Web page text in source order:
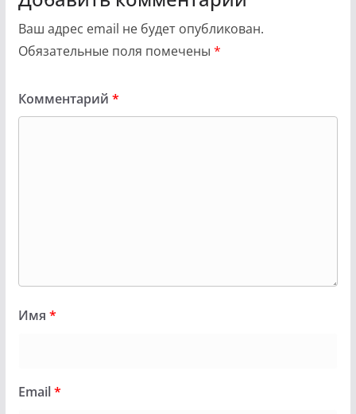
Ваш адрес email не будет опубликован.
Обязательные поля помечены *
Комментарий *
Имя *
Email*